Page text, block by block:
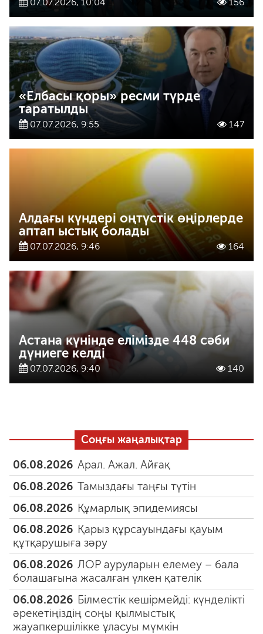
«Елбасы қоры» ресми түрде
таратылды
07.07.2026, 9:55 147
Алдағы күндері оңтүстік өңірлерде
аптап ыстық болады
07.07.2026, 9:46 164
Астана күнінде елімізде 448 сәби
дүниеге келді
07.07.2026, 9:40 140
Соңғы жаңалықтар
06.08.2026 Арал. Ажал. Айғақ
06.08.2026 Тамыздағы таңғы түтін
06.08.2026 Құмарлық эпидемиясы
06.08.2026 Қарыз құрсауындағы қауым
құтқарушыға зәру
06.08.2026 ЛОР ауруларын елемеу – бала
болашағына жасалған үлкен қателік
06.08.2026 Білместік кешірмейді: күнделікті
әрекетіңіздің соңы қылмыстық
жауапкершілікке ұласуы мүмкін